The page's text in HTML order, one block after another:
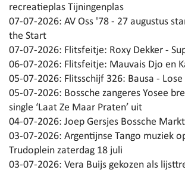
recreatieplas Tijningenplas
07-07-2026: AV Oss '78 - 27 augustus
the Start
07-07-2026: Flitsfeitje: Roxy Dekker -
06-07-2026: Flitsfeitje: Mauvais Djo en
05-07-2026: Flitsschijf 326: Bausa -
05-07-2026: Bossche zangeres Yosee
single ‘Laat Ze Maar Praten’ uit
04-07-2026: Joep Gersjes Bossche Markt
03-07-2026: Argentijnse Tango muziek
Trudoplein zaterdag 18 juli
03-07-2026: Vera Buijs gekozen als